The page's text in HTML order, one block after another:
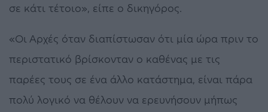
σε κάτι τέτοιο», είπε ο δικηγόρος.
«Οι Αρχές όταν διαπίστωσαν ότι μία ώρα πριν το
περιστατικό βρίσκονταν ο καθένας με τις
παρέες τους σε ένα άλλο κατάστημα, είναι πάρα
πολύ λογικό να θέλουν να ερευνήσουν μήπως